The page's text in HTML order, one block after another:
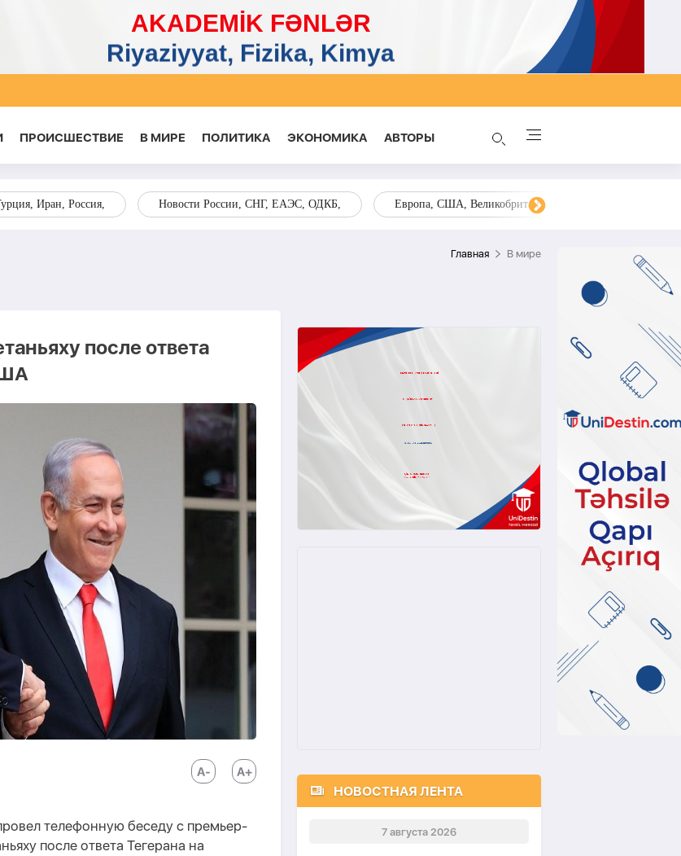
ПРОИСШЕСТВИЕ В МИРЕ ПОЛИТИКА ЭКОНОМИКА AВТОРЫ
Иран, Россия, Новости России, СНГ, ЕАЭС, ОДКБ, Европа, США, Великобритания, Украина, Запад,
Главная В мире
после ответа
телефонную беседу с премьер-
после ответа Тегерана на
НОВОСТНАЯ ЛЕНТА
7 августа 2026